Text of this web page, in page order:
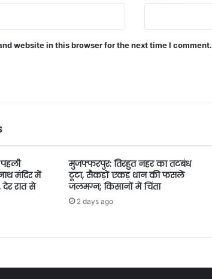
website in this browser for the next time I comment.
मंदिर में
रात से
मुजफ्फरपुर: तिरहुत नहर का तटबंध
टूटा, सैकड़ों एकड़ धान की फसलें
जलमग्न; किसानों में चिंता
2 days ago